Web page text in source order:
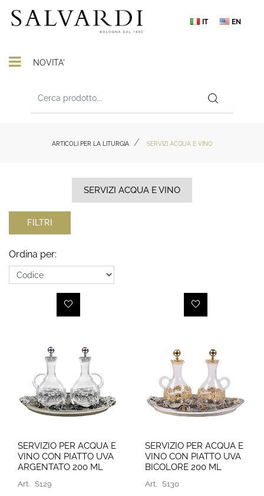
IT EN
Open menu
NOVITA'
ARTICOLI PER LA LITURGIA SERVIZI ACQUA E VINO
SERVIZI ACQUA E VINO
FILTRI
Ordina per:
SERVIZIO PER ACQUA E
VINO CON PIATTO UVA
ARGENTATO 200 ML
Art. S129
SERVIZIO PER ACQUA E
VINO CON PIATTO UVA
BICOLORE 200 ML
Art. S130